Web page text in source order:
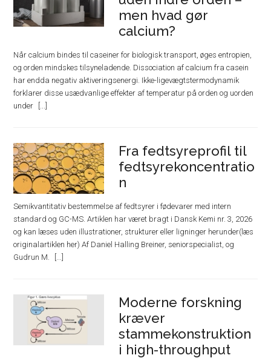
men hvad gør
calcium?
Når calcium bindes til caseiner for biologisk transport, øges entropien,
og orden mindskes tilsyneladende. Dissociation af calcium fra casein
har endda negativ aktiveringsenergi. Ikke-ligevægtstermodynamik
forklarer disse usædvanlige effekter af temperatur på orden og uorden
under
Fra fedtsyreprofil til
fedtsyrekoncentratio
n
Semikvantitativ bestemmelse af fedtsyrer i fødevarer med intern
standard og GC-MS. Artiklen har været bragt i Dansk Kemi nr. 3, 2026
og kan læses uden illustrationer, strukturer eller ligninger herunder(læs
originalartiklen her) Af Daniel Halling Breiner, seniorspecialist, og
Gudrun M.
Moderne forskning
kræver
stammekonstruktion
i high-throughput